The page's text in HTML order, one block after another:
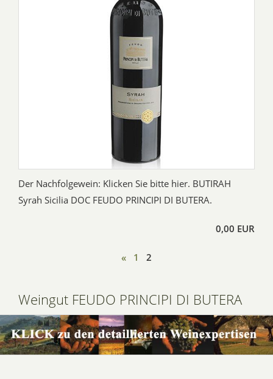
Der Nachfolgewein: Klicken Sie bitte hier. BUTIRAH
Syrah Sicilia DOC FEUDO PRINCIPI DI BUTERA.
0,00 EUR
« 1 2
Weingut FEUDO PRINCIPI DI BUTERA